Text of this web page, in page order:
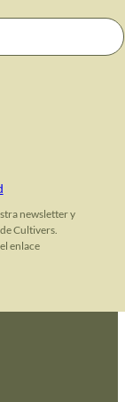
newsletter y
Cultivers.
enlace